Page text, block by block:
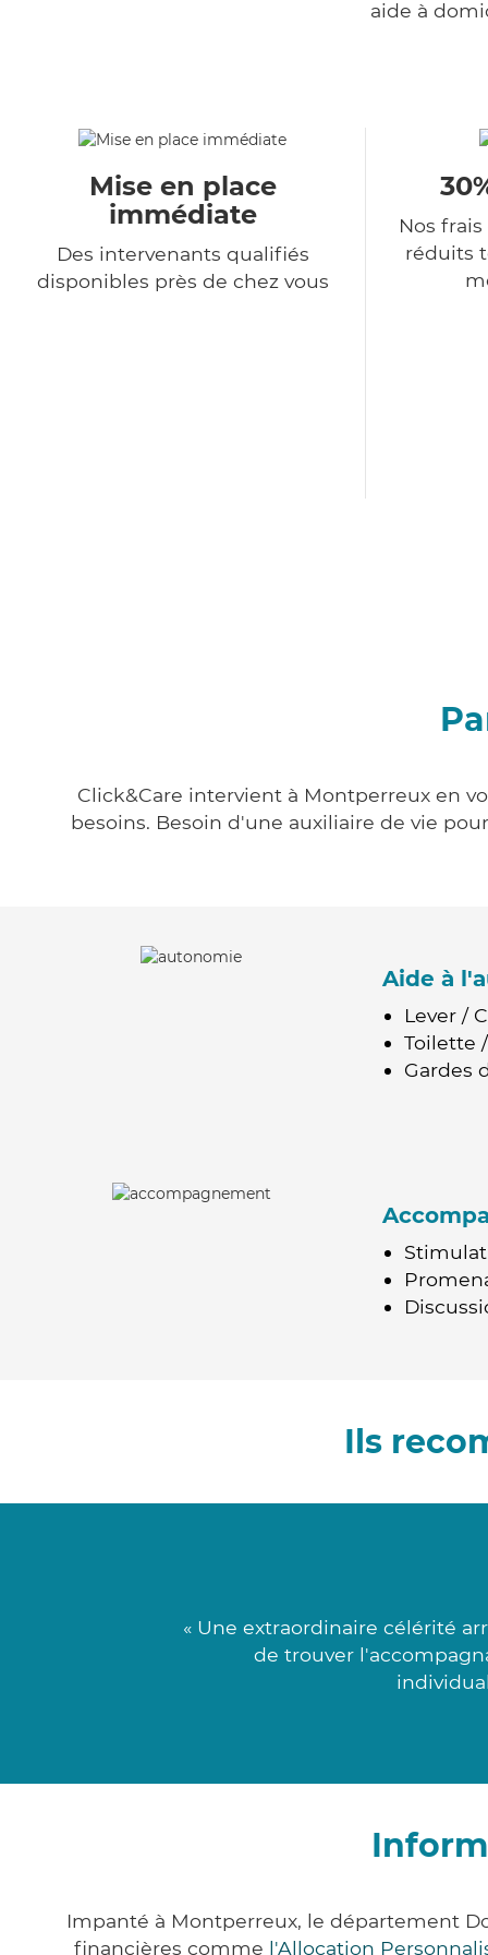
aide à
Mise en place
immédiate
Des intervenants qualifiés
disponibles près de chez vous
Nos
réduits
Click&Care intervient à Montperreux en
besoins. Besoin d'une auxiliaire de vie
Aide à
Lever /
Toilette
Gardes
Ils
« Une extraordinaire célérité
de trouver
Impanté à Montperreux, le département
financières comme l'Allocation